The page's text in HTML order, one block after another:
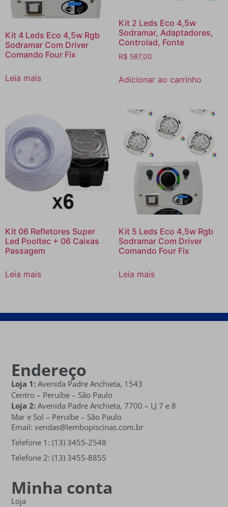
Kit 4 Leds Eco 4,5w Rgb
Sodramar Com Driver
Comando Four Fix
Leia mais
Kit 2 Leds Eco 4,5w
Sodramar, Adaptadores,
Controlad, Fonte
R$ 587,00
Adicionar ao carrinho
Kit 06 Refletores Super
Led Pooltec + 06 Caixas
Passagem
Leia mais
Kit 5 Leds Eco 4,5w Rgb
Sodramar Com Driver
Comando Four Fix
Leia mais
Minha conta
Loja
Endereço
Loja 1: Avenida Padre Anchieta, 1543
Centro – Peruíbe – São Paulo
Loja 2: Avenida Padre Anchieta,7700 – LJ 7 e 8
Mar e Sol – Peruíbe – São Paulo
Email: vendas@lembopiscinas.com.br
Telefone 1: (13) 3455-2548
Telefone 2: (13) 3455-8855